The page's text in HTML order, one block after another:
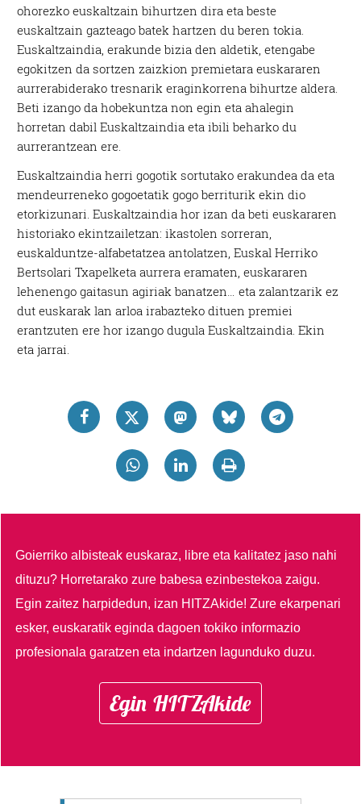
ohorezko euskaltzain bihurtzen dira eta beste
euskaltzain gazteago batek hartzen du beren tokia.
Euskaltzaindia, erakunde bizia den aldetik, etengabe
egokitzen da sortzen zaizkion premietara euskararen
aurrerabiderako tresnarik eraginkorrena bihurtze aldera.
Beti izango da hobekuntza non egin eta ahalegin
horretan dabil Euskaltzaindia eta ibili beharko du
aurrerantzean ere.
Euskaltzaindia herri gogotik sortutako erakundea da eta
mendeurreneko gogoetatik gogo berriturik ekin dio
etorkizunari. Euskaltzaindia hor izan da beti euskararen
historiako ekintzailetzan: ikastolen sorreran,
euskalduntze-alfabetatzea antolatzen, Euskal Herriko
Bertsolari Txapelketa aurrera eramaten, euskararen
lehenengo gaitasun agiriak banatzen… eta zalantzarik ez
dut euskarak lan arloa irabazteko dituen premiei
erantzuten ere hor izango dugula Euskaltzaindia. Ekin
eta jarrai.
Goierriko albisteak euskaraz, libre eta kalitatez jaso nahi
dituzu? Horretarako zure babesa ezinbestekoa zaigu.
Egin zaitez harpidedun, izan HITZAkide!Zure ekarpenari
esker, euskaratik eginda dagoen tokiko informazio
profesionala garatzen eta indartzen lagunduko duzu.
Egin HITZAkide